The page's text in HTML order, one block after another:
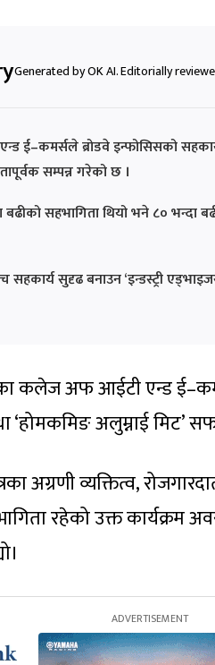
Generated by OK AI. Editorially
ब्रोडवे इन्फोसिसको
सम्पन्न गरेको छ ।
सहभागिता थियो भने ८० भन्दा
सुदृढ बनाउन ‘इन्डस्ट्री
कलेज अफ आईटी एन्ड
‘होमकमिङ अलुम्नाई मिट’
अग्रणी व्यक्तित्व,
रहेको उक्त कार्यक्रम